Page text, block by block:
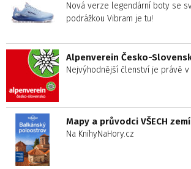
Nová verze legendární boty se
podrážkou Vibram je tu!
Alpenverein Česko-
Nejvýhodnější členství je právě
Mapy a průvodci VŠECH
Na KnihyNaHory.cz